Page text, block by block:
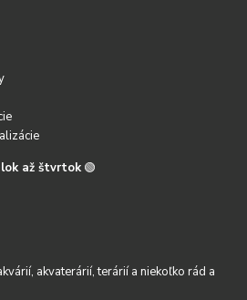
až štvrtok 🟢
akvaterárií, terárií a niekoľko rád a